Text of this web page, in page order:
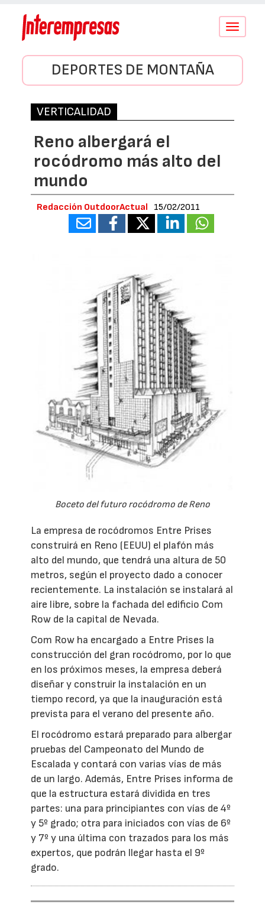
Conmutar
DEPORTES DE MONTAÑA
VERTICALIDAD
Reno albergará el
rocódromo más alto del
mundo
Redacción OutdoorActual 15/02/2011
Boceto del futuro rocódromo de Reno
La empresa de rocódromos Entre Prises
construirá en Reno (EEUU) el plafón más
alto del mundo, que tendrá una altura de 50
metros, según el proyecto dado a conocer
recientemente. La instalación se instalará al
aire libre, sobre la fachada del edificio Com
Row de la capital de Nevada.
Com Row ha encargado a Entre Prises la
construcción del gran rocódromo, por lo que
en los próximos meses, la empresa deberá
diseñar y construir la instalación en un
tiempo record, ya que la inauguración está
prevista para el verano del presente año.
El rocódromo estará preparado para albergar
pruebas del Campeonato del Mundo de
Escalada y contará con varias vías de más
de un largo. Además, Entre Prises informa de
que la estructura estará dividida en tres
partes: una para principiantes con vías de 4º
y 5º grado; otra para iniciados con vías de 6º
y 7º y una última con trazados para los más
expertos, que podrán llegar hasta el 9º
grado.